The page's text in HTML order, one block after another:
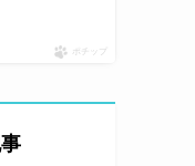
ポチップ